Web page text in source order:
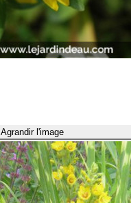
Agrandir l'image